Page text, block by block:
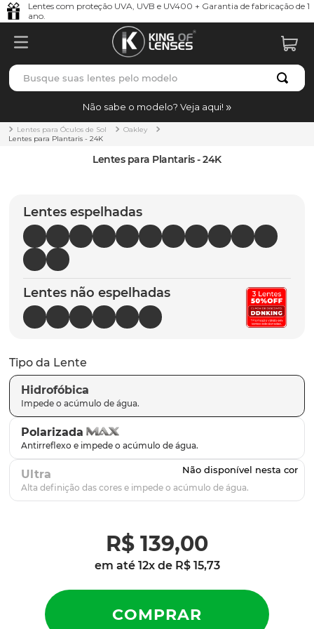
Lentes com proteção UVA, UVB e UV400 + Garantia de fabricação de 1
ano.
Busque suas lentes pelo modelo
Não sabe o modelo? Veja aqui!
Lentes para Óculos de Sol
Oakley
Lentes para Plantaris - 24K
Lentes para Plantaris - 24K
Lentes espelhadas
Lentes não espelhadas
Tipo da Lente
Hidrofóbica
Polarizada
Ultra
R$ 139,00
em até 12x de R$ 15,73
TERMOS MAIS BUSCADOS
1º borrachas
holbrook
5º chaves
6º t-shock
7º latch
8º gasket
9º parafusos